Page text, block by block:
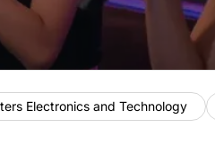
Electronics and Technology